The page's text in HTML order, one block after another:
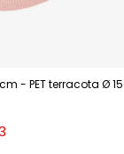
- PET terracota Ø